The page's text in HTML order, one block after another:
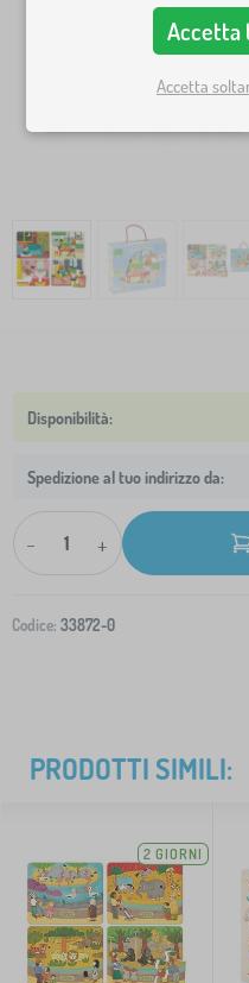
Spedizione al tuo indirizzo da:
- +
Codice: 33872-0
PRODOTTI SIMILI:
2 GIORNI
Accetta
Accetta